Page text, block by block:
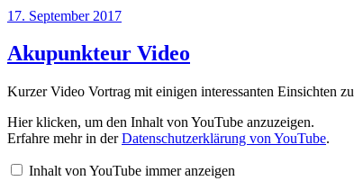
Veröffentlicht
17. September 2017
Akupunkteur Video
Kurzer Video Vortrag mit einigen interessanten Einsichten zu
„Akupunkteur“
von
YouTube
anzeigen
Hier klicken, um den Inhalt von YouTube anzuzeigen.
Erfahre mehr in derDatenschutzerklärung von YouTube.
Inhalt von YouTube immer anzeigen